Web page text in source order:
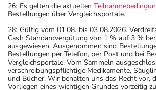
26: Es gelten die aktuellen
Bestellungen über Vergleichsportale.
28: Gültig vom 01.08. bis 03.08.2026.
Cash Standardvergütung von 1 % auf 3 %
ausgewiesen. Ausgenommen sind
Bestellungen per Telefon, per Post und bei
Vergleichsportale. Vom Sammeln
verschreibungspflichtige Medikamente,
und Bücher. Wir behalten uns das Recht vor,
Vorliegen eines wichtigen Grundes vorzeitig